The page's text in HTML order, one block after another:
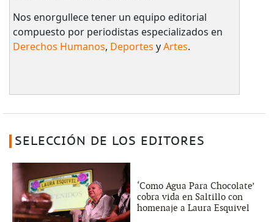
Nos enorgullece tener un equipo editorial
compuesto por periodistas especializados en
Derechos Humanos, Deportes yArtes.
SELECCIÓN DE LOS EDITORES
‘Como Agua Para Chocolate’
cobra vida en Saltillo con
homenaje a Laura Esquivel